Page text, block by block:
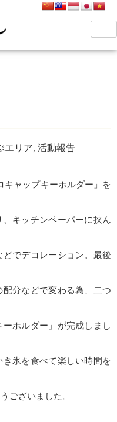
エリア, 活動報告
ャップキーホルダー」を
キッチンペーパーに挟ん
でデコレーション。最後
分などで変わる為、二つ
ホルダー」が完成しまし
氷を食べて楽しい時間を
ございました。